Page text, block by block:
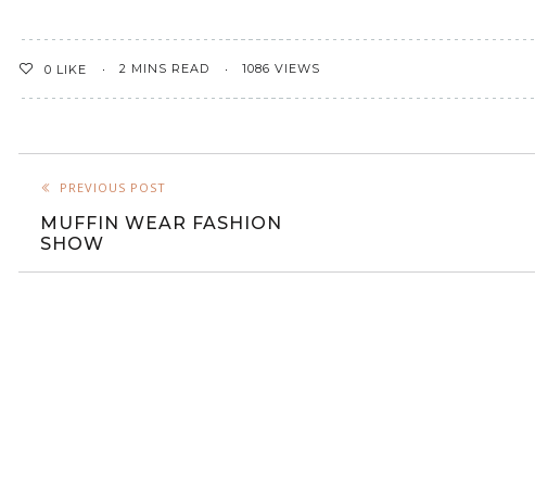
0 LIKE 2 MINS READ 1086 VIEWS
PREVIOUS POST
MUFFIN WEAR FASHION
SHOW